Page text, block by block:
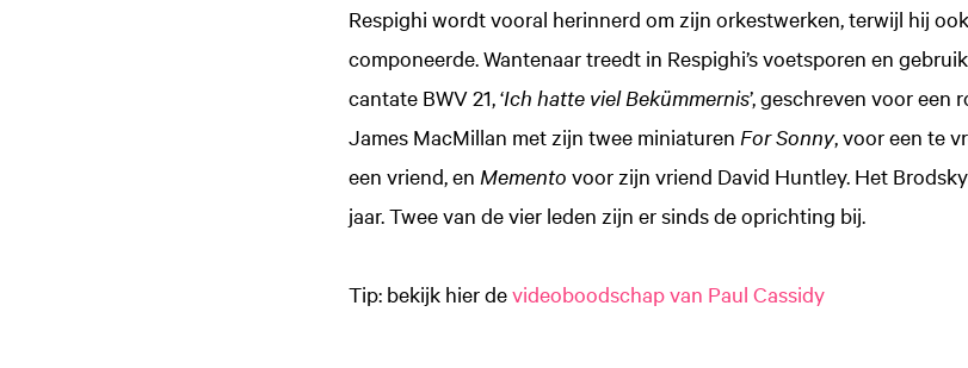
Respighi wordt vooral herinnerd om zijn orkestwerken, terwijl hij
componeerde. Wantenaar treedt in Respighi’s voetsporen en
cantate BWV 21, ‘Ich hatte viel Bekümmernis’, geschreven voor
James MacMillan met zijn twee miniaturen For Sonny, voor een te
een vriend, en Memento voor zijn vriend David Huntley. Het
jaar. Twee van de vier leden zijn er sinds de oprichting bij.
Tip: bekijk hier devideoboodschap van Paul Cassidy